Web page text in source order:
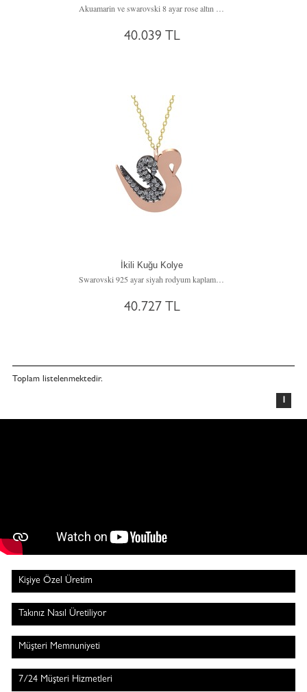
40.039 TL
İkili Kuğu Kolye
Swarovski 925 ayar siyah rodyum kaplama gümüş kolye (40 cm altın rolo zincir)
40.727 TL
Toplam listelenmektedir.
1
Kişiye Özel Üretim
Takınız Nasıl Üretiliyor
Müşteri Memnuniyeti
7/24 Müşteri Hizmetleri